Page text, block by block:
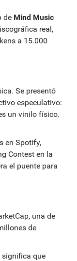
de Mind Music
real,
a 15.000
Se presentó
especulativo:
un vinilo físico.
en Spotify,
Contest en la
el puente para
una de
de
significa que